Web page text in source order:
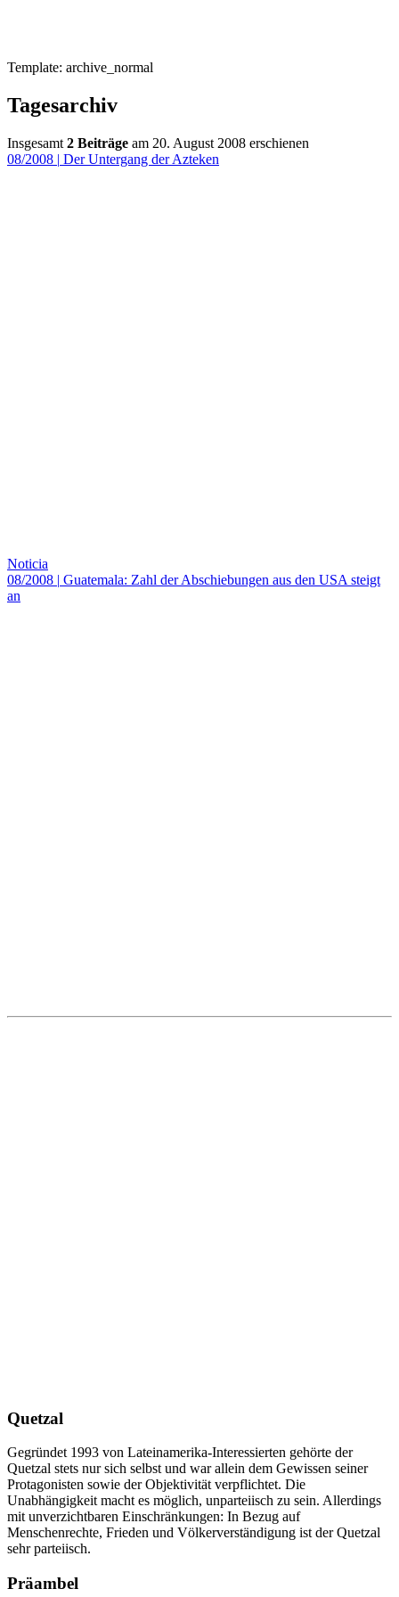
Template: archive_normal
Tagesarchiv
Insgesamt 2 Beiträge am 20. August 2008 erschienen
08/2008 | Der Untergang der Azteken
Noticia
08/2008 | Guatemala: Zahl der Abschiebungen aus den USA steigt
an
Quetzal
Gegründet 1993 von Lateinamerika-Interessierten gehörte der
Quetzal stets nur sich selbst und war allein dem Gewissen seiner
Protagonisten sowie der Objektivität verpflichtet. Die
Unabhängigkeit macht es möglich, unparteiisch zu sein. Allerdings
mit unverzichtbaren Einschränkungen: In Bezug auf
Menschenrechte, Frieden und Völkerverständigung ist der Quetzal
sehr parteiisch.
Präambel